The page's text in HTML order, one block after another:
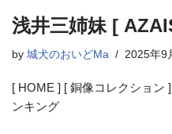
浅井三姉妹 [
by 城犬のおいどMa 2025年9
[ HOME ] [ 銅像コレクション
ンキング